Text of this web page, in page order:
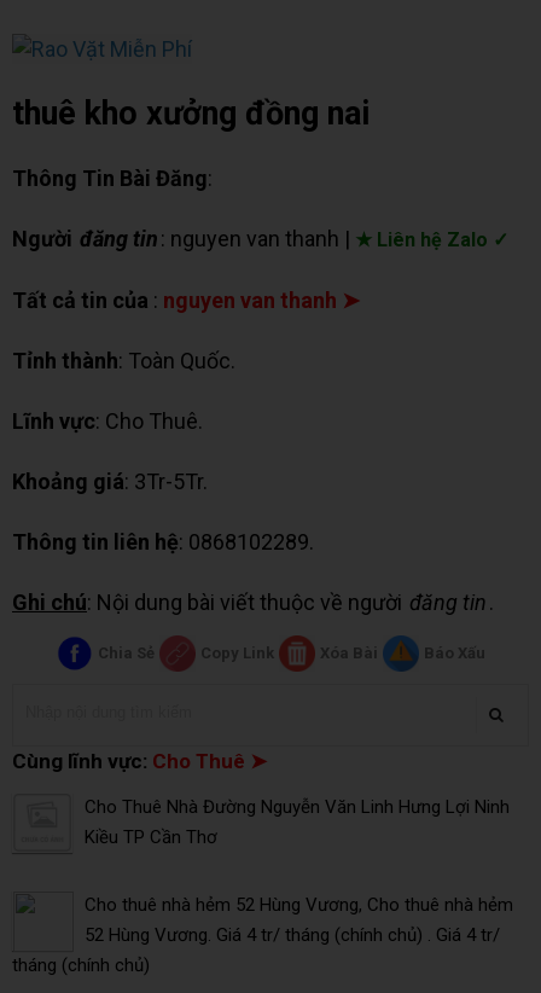
thuê kho xưởng đồng nai
Thông Tin Bài Đăng:
Người đăng tin: nguyen van thanh | ★ Liên hệ Zalo ✓
Tất cả tin của : nguyen van thanh ➤
Tỉnh thành: Toàn Quốc.
Lĩnh vực: Cho Thuê.
Khoảng giá: 3Tr-5Tr.
Thông tin liên hệ: 0868102289.
Ghi chú: Nội dung bài viết thuộc về người đăng tin.
Chia Sẻ Copy Link Xóa Bài Báo Xấu
Cùng lĩnh vực: Cho Thuê ➤
Cho Thuê Nhà Đường Nguyễn Văn Linh Hưng Lợi Ninh
Kiều TP Cần Thơ
Cho thuê nhà hẻm 52 Hùng Vương, Cho thuê nhà hẻm
52 Hùng Vương. Giá 4 tr/ tháng (chính chủ) . Giá 4 tr/
tháng (chính chủ)